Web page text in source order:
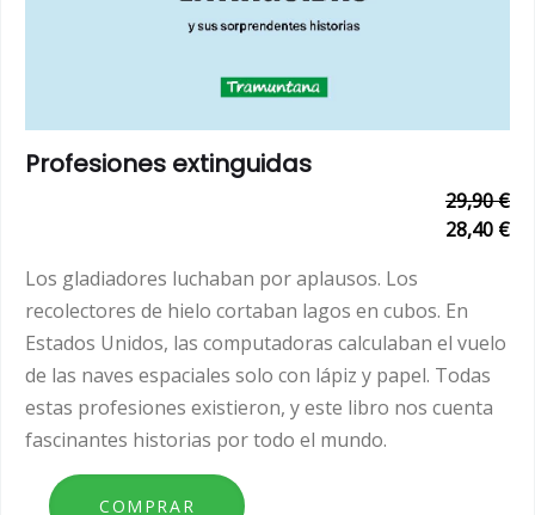
Profesiones extinguidas
29,90 €
28,40 €
Los gladiadores luchaban por aplausos. Los
recolectores de hielo cortaban lagos en cubos. En
Estados Unidos, las computadoras calculaban el vuelo
de las naves espaciales solo con lápiz y papel. Todas
estas profesiones existieron, y este libro nos cuenta
fascinantes historias por todo el mundo.